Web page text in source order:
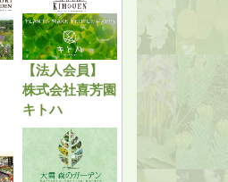
【法人会員】
株式会社喜芳園
キトハ